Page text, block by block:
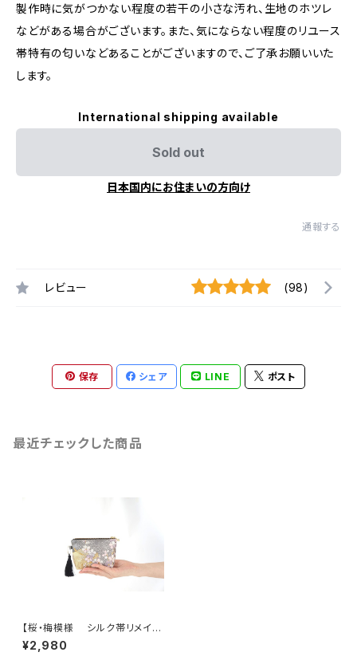
製作時に気がつかない程度の若干の小さな汚れ、生地のホツレ
などがある場合がございます。また、気にならない程度のリユース
帯特有の匂いなどあることがございますので、ご了承お願いいた
します。
International shipping available
Sold out
日本国内にお住まいの方向け
通報する
レビュー (98)
保存 シェア LINE ポスト
最近チェックした商品
【桜・梅模様 シルク帯リメイ
ク ミニポーチ】化粧ポーチ、カ
ードケース、ポーチ小さめ、ジュ
¥2,980